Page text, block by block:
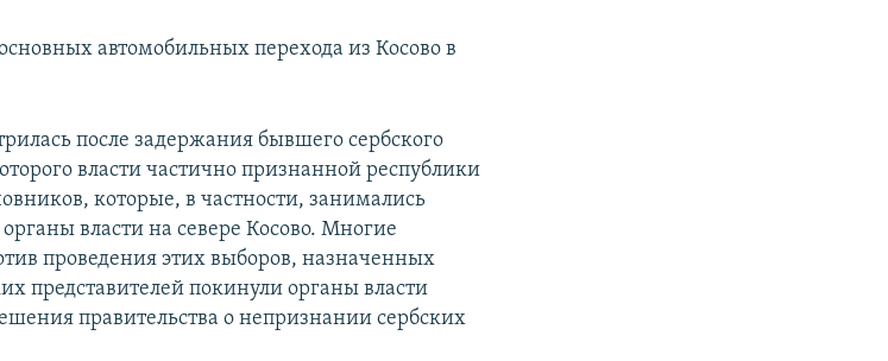
автомобильных перехода из Косово в
после задержания бывшего сербского
власти частично признанной республики
которые, в частности, занимались
власти на севере Косово. Многие
проведения этих выборов, назначенных
представителей покинули органы власти
правительства о непризнании сербских